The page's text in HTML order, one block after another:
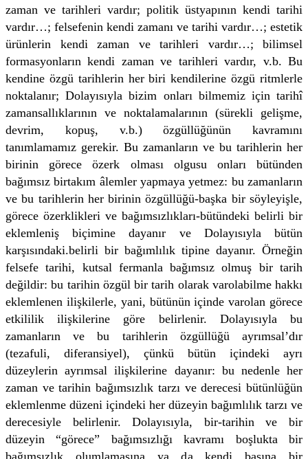
zaman ve tarihleri vardır; politik üstyapının kendi tarihi
vardır…; felsefenin kendi zamanı ve tarihi vardır…; estetik
ürünlerin kendi zaman ve tarihleri vardır…; bilimsel
formasyonların kendi zaman ve tarihleri vardır, v.b. Bu
kendine özgü tarihlerin her biri kendilerine özgü ritmlerle
noktalanır; Dolayısıyla bizim onları bilmemiz için tarihî
zamansallıklarının ve noktalamalarının (sürekli gelişme,
devrim, kopuş, v.b.) özgüllüğünün kavramını
tanımlamamız gerekir. Bu zamanların ve bu tarihlerin her
birinin görece özerk olması olgusu onları bütünden
bağımsız birtakım âlemler yapmaya yetmez: bu zamanların
ve bu tarihlerin her birinin özgüllüğü-başka bir söyleyişle,
görece özerklikleri ve bağımsızlıkları-bütündeki belirli bir
eklemleniş biçimine dayanır ve Dolayısıyla bütün
karşısındaki.belirli bir bağımlılık tipine dayanır. Örneğin
felsefe tarihi, kutsal fermanla bağımsız olmuş bir tarih
değildir: bu tarihin özgül bir tarih olarak varolabilme hakkı
eklemlenen ilişkilerle, yani, bütünün içinde varolan görece
etkililik ilişkilerine göre belirlenir. Dolayısıyla bu
zamanların ve bu tarihlerin özgüllüğü ayrımsal’dır
(tezafuli, diferansi­yel), çünkü bütün içindeki ayrı
düzeylerin ayrımsal ilişkilerine dayanır: bu nedenle her
zaman ve tarihin bağımsızlık tarzı ve derecesi bütünlüğün
eklemlenme düzeni içindeki her düzeyin bağımlılık tarzı ve
derecesiyle belirlenir. Dolayısıyla, bir-tarihin ve bir
düzeyin “görece” bağımsızlığı kavramı boşlukta bir
bağımsızlık olumlamasına ya da kendi başına bir